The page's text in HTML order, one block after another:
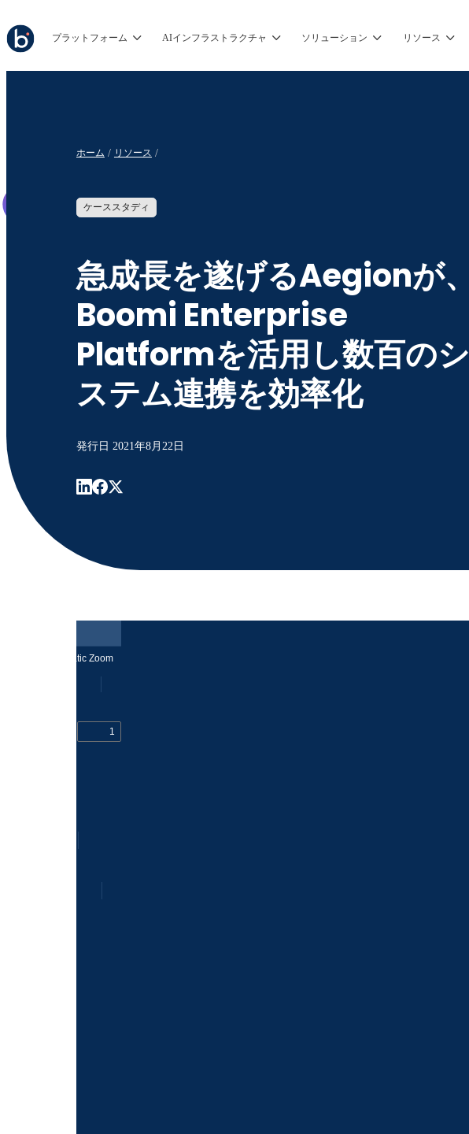
プラットフォーム AIインフラストラクチャ ソリューション リソース
ホーム リソース
ケーススタディ
急成長を遂げるAegionが、
Boomi Enterprise
Platformを活用し数百のシ
ステム連携を効率化
発行日 2021年8月22日